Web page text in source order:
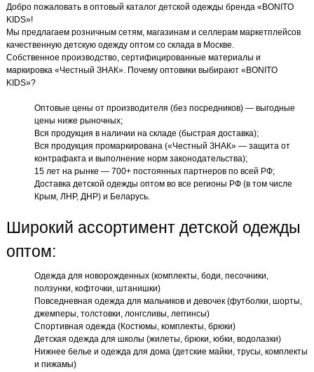
Добро пожаловать в оптовый каталог детской одежды бренда «BONITO
KIDS»!
Мы предлагаем розничным сетям, магазинам и селлерам маркетплейсов
качественную детскую одежду оптом со склада в Москве.
Собственное производство, сертифицированные материалы и
маркировка «Честный ЗНАК». Почему оптовики выбирают «BONITO
KIDS»?
Оптовые цены от производителя (без посредников) — выгодные
цены ниже рыночных;
Вся продукция в наличии на складе (быстрая доставка);
Вся продукция промаркирована («Честный ЗНАК» — защита от
контрафакта и выполнение норм законодательства);
15 лет на рынке — 700+ постоянных партнеров по всей РФ;
Доставка детской одежды оптом во все регионы РФ (в том числе
Крым, ЛНР, ДНР) и Беларусь.
Широкий ассортимент детской одежды
оптом:
Одежда для новорожденных (комплекты, боди, песочники,
ползунки, кофточки, штанишки)
Повседневная одежда для мальчиков и девочек (футболки, шорты,
джемперы, толстовки, лонгсливы, леггинсы)
Спортивная одежда (Костюмы, комплекты, брюки)
Детская одежда для школы (жилеты, брюки, юбки, водолазки)
Нижнее белье и одежда для дома (детские майки, трусы, комплекты
и пижамы)